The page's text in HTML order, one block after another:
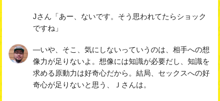
Jさん「あー、ないです。そう思われてたらショック
ですね」
―いや、そこ、気にしないっていうのは、相手への想
像力が足りないよ。想像には知識が必要だし、知識を
求める原動力は好奇心だから。結局、セックスへの好
奇心が足りないと思う、Ｊさんは。